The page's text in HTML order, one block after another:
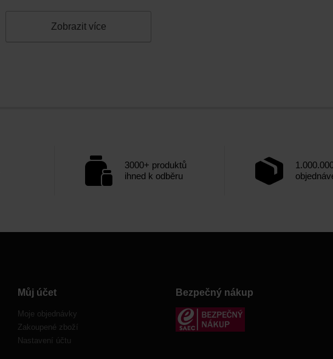
Zobrazit více
3000+ produktů
ihned k odběru
Můj účet
Moje objednávky
Zakoupené zboží
Nastavení účtu
Bezpečný nákup